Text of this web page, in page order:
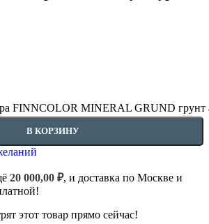
FINNCOLOR MINERAL GRUND грунт
В КОРЗИНУ
20 000,00 ₽, и доставка по Москве и
этот товар прямо сейчас!